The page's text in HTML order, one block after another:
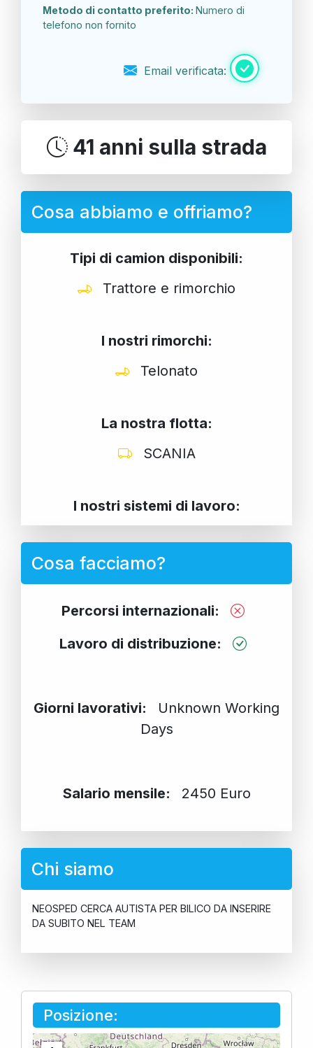
Metodo di contatto preferito: Numero di
telefono non fornito
Email verificata:
41 anni sulla strada
Cosa abbiamo e offriamo?
Tipi di camion disponibili:
Trattore e rimorchio
I nostri rimorchi:
Telonato
La nostra flotta:
SCANIA
I nostri sistemi di lavoro:
Cosa facciamo?
Percorsi internazionali:
Lavoro di distribuzione:
Giorni lavorativi:
Unknown Working
Days
Salario mensile: 2450 Euro
Chi siamo
NEOSPED CERCA AUTISTA PER BILICO DA INSERIRE
DA SUBITO NEL TEAM
Posizione: